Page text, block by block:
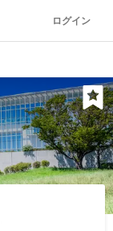
ログイン